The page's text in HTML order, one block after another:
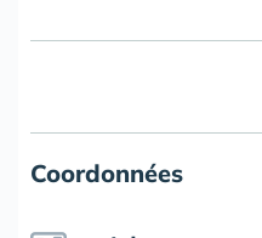
Coordonnées